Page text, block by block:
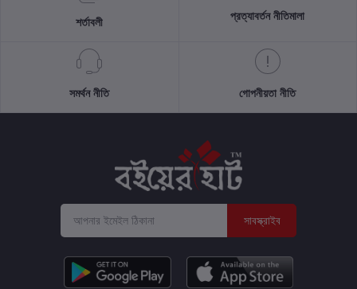
শর্তাবলী প্রত্যাবর্তন নীতিমালা
সমর্থন নীতি গোপনীয়তা নীতি
সাবস্ক্রাইব